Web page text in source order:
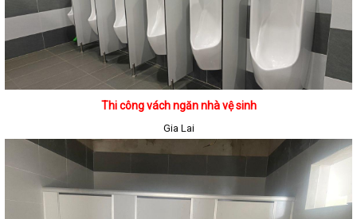
Thi công vách ngăn nhà vệ sinh
Gia Lai